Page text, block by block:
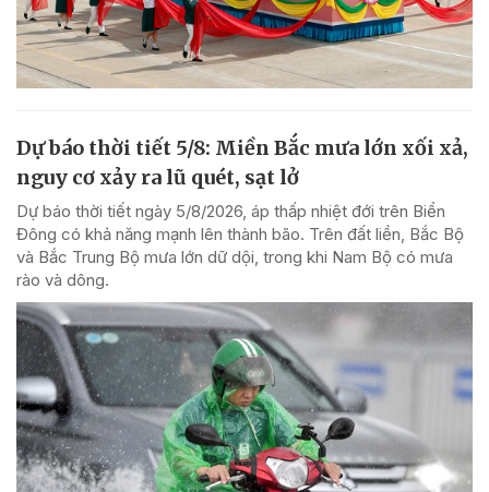
Dự báo thời tiết 5/8: Miền Bắc mưa lớn xối xả,
nguy cơ xảy ra lũ quét, sạt lở
Dự báo thời tiết ngày 5/8/2026, áp thấp nhiệt đới trên Biển
Đông có khả năng mạnh lên thành bão. Trên đất liền, Bắc Bộ
và Bắc Trung Bộ mưa lớn dữ dội, trong khi Nam Bộ có mưa
rào và dông.